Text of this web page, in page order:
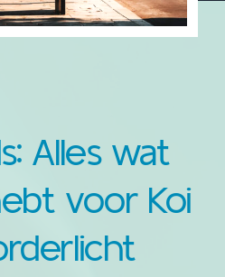
Alles wat
voor Koi